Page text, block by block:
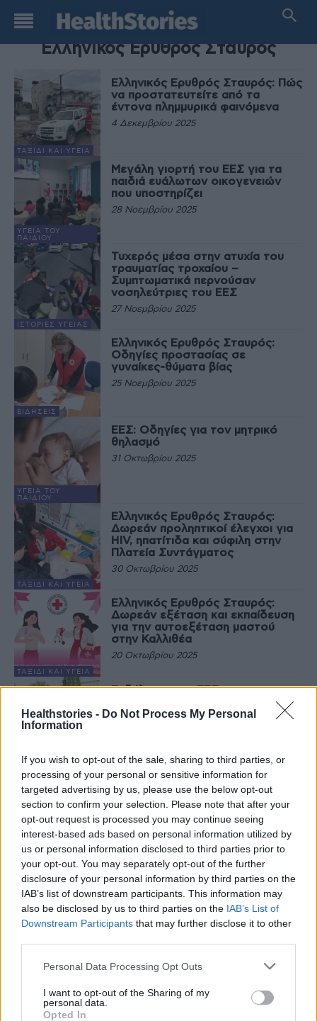
Healthstories - Do Not Process My Personal
Information
If you wish to opt-out of the sale, sharing to third parties, or
processing of your personal or sensitive information for
targeted advertising by us, please use the below opt-out
section to confirm your selection. Please note that after your
opt-out request is processed you may continue seeing
interest-based ads based on personal information utilized by
us or personal information disclosed to third parties prior to
your opt-out. You may separately opt-out of the further
disclosure of your personal information by third parties on the
IAB’s list of downstream participants. This information may
also be disclosed by us to third parties on the IAB’s List of
Downstream Participants that may further disclose it to other
Personal Data Processing Opt Outs
I want to opt-out of the Sharing of my
personal data.
Opted In
TAG
Ελληνικός Ερυθρός Σταυρός
ΤΑΞΊΔΙ ΚΑΙ ΥΓΕΊΑ
Ελληνικός Ερυθρός Σταυρός: Πώς
να προστατευτείτε από τα
έντονα πλημμυρικά φαινόμενα
4 Δεκεμβρίου 2025
ΥΓΕΊΑ ΤΟΥ
ΠΑΙΔΙΟΎ
Μεγάλη γιορτή του ΕΕΣ για τα
παιδιά ευάλωτων οικογενειών
που υποστηρίζει
28 Νοεμβρίου 2025
ΙΣΤΟΡΊΕΣ ΥΓΕΊΑΣ
Τυχερός μέσα στην ατυχία του
τραυματίας τροχαίου –
Συμπτωματικά περνούσαν
νοσηλεύτριες του ΕΕΣ
27 Νοεμβρίου 2025
ΕΙΔΉΣΕΙΣ
Ελληνικός Ερυθρός Σταυρός:
Οδηγίες προστασίας σε
γυναίκες-θύματα βίας
25 Νοεμβρίου 2025
ΥΓΕΊΑ ΤΟΥ
ΠΑΙΔΙΟΎ
ΕΕΣ: Οδηγίες για τον μητρικό
θηλασμό
31 Οκτωβρίου 2025
ΤΑΞΊΔΙ ΚΑΙ ΥΓΕΊΑ
Ελληνικός Ερυθρός Σταυρός:
Δωρεάν προληπτικοί έλεγχοι για
HIV, ηπατίτιδα και σύφιλη στην
Πλατεία Συντάγματος
30 Οκτωβρίου 2025
ΤΑΞΊΔΙ ΚΑΙ ΥΓΕΊΑ
Ελληνικός Ερυθρός Σταυρός:
Δωρεάν εξέταση και εκπαίδευση
για την αυτοεξέταση μαστού
στην Καλλιθέα
20 Οκτωβρίου 2025
ΤΑΞΊΔΙ ΚΑΙ ΥΓΕΊΑ
Εκδήλωση του ΕΕΣ για την
Παγκόσμια Ημέρα Ψυχικής Υγείας
στην Πλατεία Συντάγματος
ΤΑΞΊΔΙ ΚΑΙ ΥΓΕΊΑ
Ελληνικός Ερυθρός Σταυρός:
10ήμερο οδοιπορικό στην Κρήτη
22 Σεπτεμβρίου 2025
Με διπλή παρουσία στην 89 η
ΔΕΘ ο Ελληνικός Ερυθρός
Σταυρός
3 Σεπτεμβρίου 2025
1 2 3